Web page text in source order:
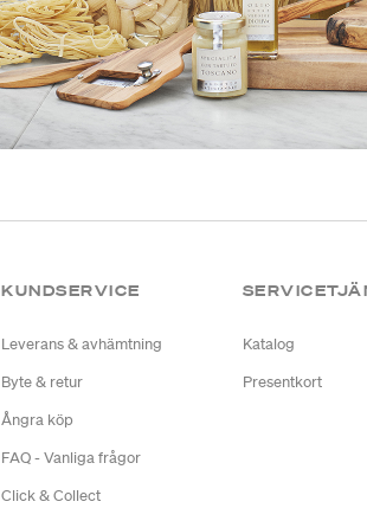
KUNDSERVICE
Leverans & avhämtning
Byte & retur
Ångra köp
FAQ - Vanliga frågor
Click & Collect
Katalog
Presentkort